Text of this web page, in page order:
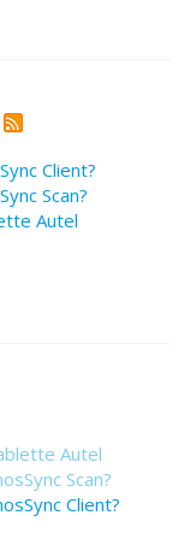
Client?
Scan?
Autel
Autel
Scan?
Client?